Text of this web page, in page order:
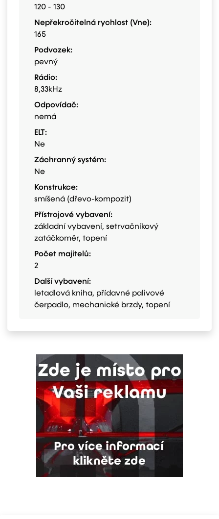
120 - 130
Nepřekročitelná rychlost (Vne):
165
Podvozek:
pevný
Rádio:
8,33kHz
Odpovídač:
nemá
ELT:
Ne
Záchranný systém:
Ne
Konstrukce:
smíšená (dřevo-kompozit)
Přístrojové vybavení:
základní vybavení, setrvačníkový
zatáčkoměr, topení
Počet majitelů:
2
Další vybavení:
letadlová kniha, přídavné palivové
čerpadlo, mechanické brzdy, topení